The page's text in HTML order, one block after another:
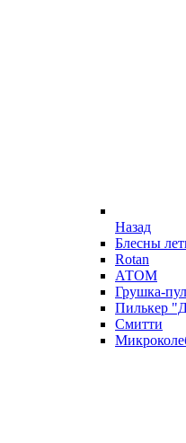
Назад
Блесны
Rotan
АТОМ
Грушка-
Пилькер
Смитти